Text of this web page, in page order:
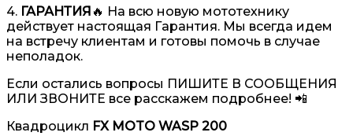
4. ГАРАНТИЯ 🔥 На всю новую мототехнику
действует настоящая Гарантия. Мы всегда идем
на встречу клиентам и готовы помочь в случае
неполадок.
Если остались вопросы ПИШИТЕ В СООБЩЕНИЯ
ИЛИ ЗВОНИТЕ все расскажем подробнее! 📲
Квадроцикл FX MOTO WASP 200